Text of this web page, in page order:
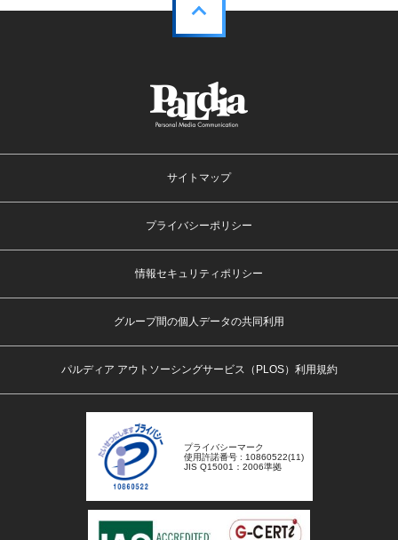
サイトマップ
プライバシーポリシー
情報セキュリティポリシー
グループ間の個人データの共同利用
パルディア アウトソーシングサービス（PLOS）利用規約
プライバシーマーク
使用許諾番号 : 10860522(11)
JIS Q15001：2006準拠